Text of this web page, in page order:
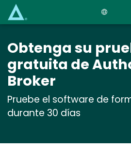
Obtenga su
gratuita de
Broker
Pruebe el software de
durante 30 días